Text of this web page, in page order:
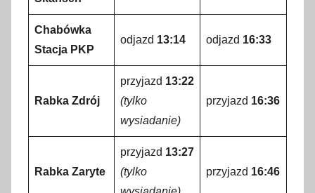
Chabówka
Stacja PKP
odjazd 13:14 odjazd 16:33
Rabka Zdrój
przyjazd 13:22
(tylko
wysiadanie)
przyjazd 16:36
Rabka Zaryte
przyjazd 13:27
(tylko
przyjazd 16:46